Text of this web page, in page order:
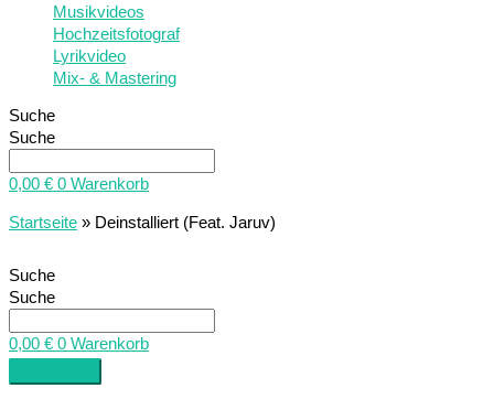
Musikvideos
Hochzeitsfotograf
Lyrikvideo
Mix- & Mastering
Suche
Suche
0,00 € 0 Warenkorb
Startseite » Deinstalliert (Feat. Jaruv)
Suche
Suche
0,00 € 0 Warenkorb